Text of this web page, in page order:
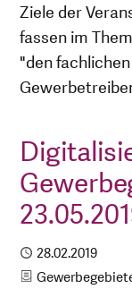
Ziele der
fassen im
"den
Publiziert
28.02.2019
Kategorie